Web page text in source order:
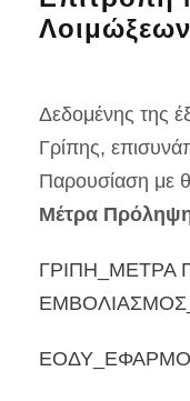
Λοιμώξεων
Δεδομένης της
Γρίπης,
Παρουσίαση με
Μέτρα
ΓΡΙΠΗ_ΜΕΤΡΑ